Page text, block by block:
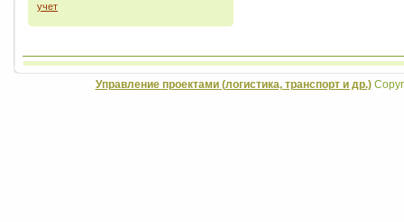
учет
Управление проектами (логистика, транспорт и др.)